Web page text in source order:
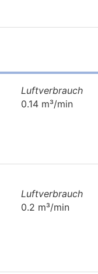
Luftverbrauch
0.14 m³/min
Luftverbrauch
0.2 m³/min